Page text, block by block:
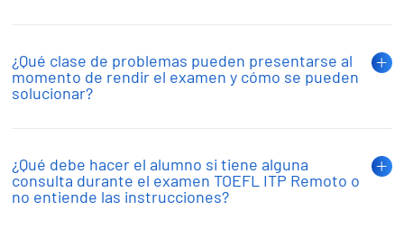
¿Qué clase de problemas pueden presentarse al
momento de rendir el examen y cómo se pueden
solucionar?
¿Qué debe hacer el alumno si tiene alguna
consulta durante el examen TOEFL ITP Remoto o
no entiende las instrucciones?